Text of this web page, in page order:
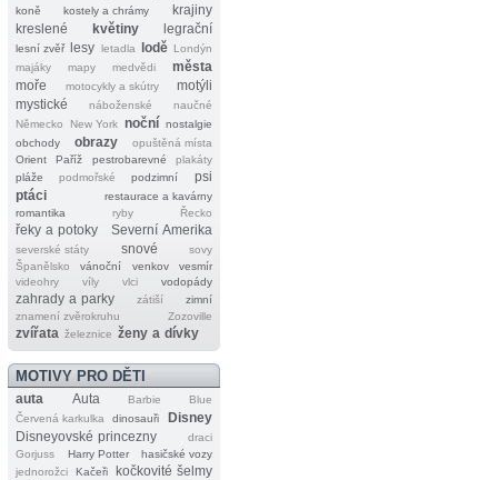
koně
kostely a chrámy
krajiny
kreslené
květiny legrační
lesní zvěř lesy letadla lodě Londýn
majáky
mapy medvědi
města
moře
motocykly a skútry
motýli
mystické
náboženské
naučné
Německo
New York noční nostalgie
obchody
obrazy
opuštěná místa
Orient
Paříž pestrobarevné
plakáty
pláže
podmořské podzimní
psi
ptáci
restaurace a kavárny
romantika
ryby Řecko
řeky a potoky Severní Amerika
severské státy snové
sovy
Španělsko
vánoční venkov
vesmír
videohry
víly vlci vodopády
zahrady a parky zátiší
zimní
znamení zvěrokruhu
Zozoville
zvířata železnice ženy a dívky
MOTIVY PRO DĚTI
auta Auta Barbie
Blue
Červená karkulka
dinosauři
Disney
Disneyovské princezny
draci
Gorjuss
Harry Potter
hasičské vozy
jednorožci
Kačeři
kočkovité šelmy